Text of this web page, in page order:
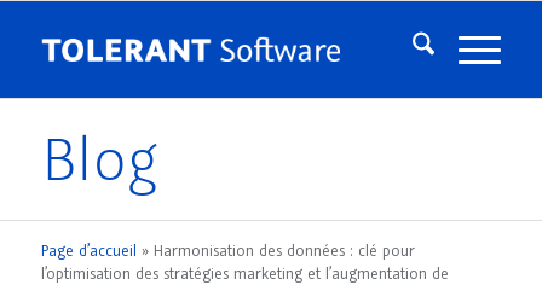
Blog
Page d’accueil » Harmonisation des données : clé pour
l’optimisation des stratégies marketing et l’augmentation de